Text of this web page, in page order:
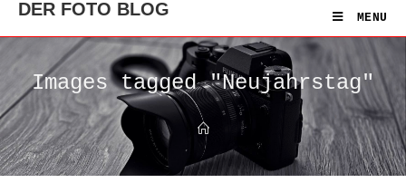
DER FOTO BLOG MENU
Images tagged "Neujahrstag"